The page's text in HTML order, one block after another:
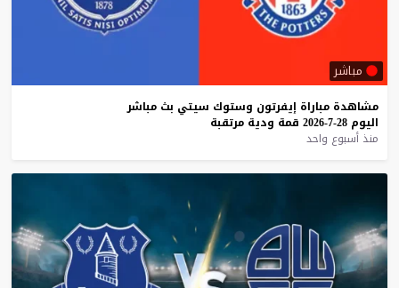
مباشر
مشاهدة مباراة إيفرتون وستوك سيتي بث مباشر
اليوم 28-7-2026 قمة ودية مرتقبة
منذ أسبوع واحد